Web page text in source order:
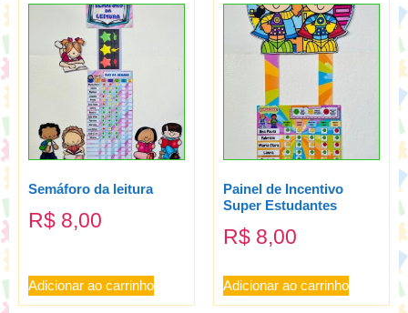
Semáforo da leitura
R$ 8,00
Adicionar ao carrinho
Painel de Incentivo
Super Estudantes
R$ 8,00
Adicionar ao carrinho